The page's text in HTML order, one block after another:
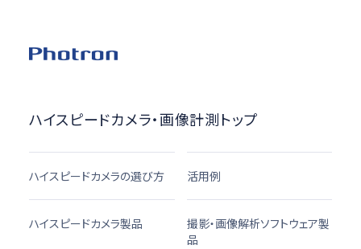
ハイスピードカメラ・画像計測トップ
ハイスピードカメラの選び方 活用例
ハイスピードカメラ製品
撮影・画像解析ソフトウェア製
品